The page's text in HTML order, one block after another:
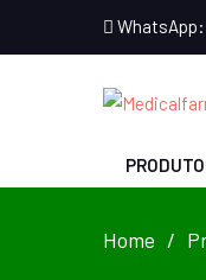
WhatsApp:
Home